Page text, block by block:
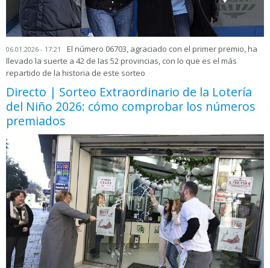
06.01.2026 - 17:21
El número 06703, agraciado con el primer premio, ha
llevado la suerte a 42 de las 52 provincias, con lo que es el más
repartido de la historia de este sorteo
Directo | Sorteo Extraordinario de la Lotería
del Niño 2026: cómo comprobar los números
premiados